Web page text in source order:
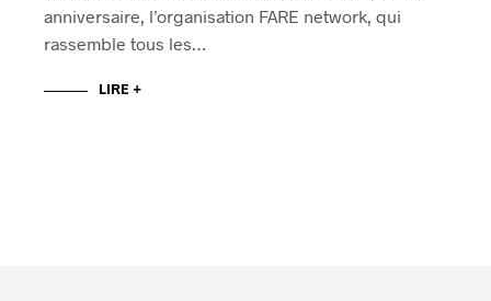
anniversaire, l’organisation FARE network, qui
rassemble tous les…
LIRE +